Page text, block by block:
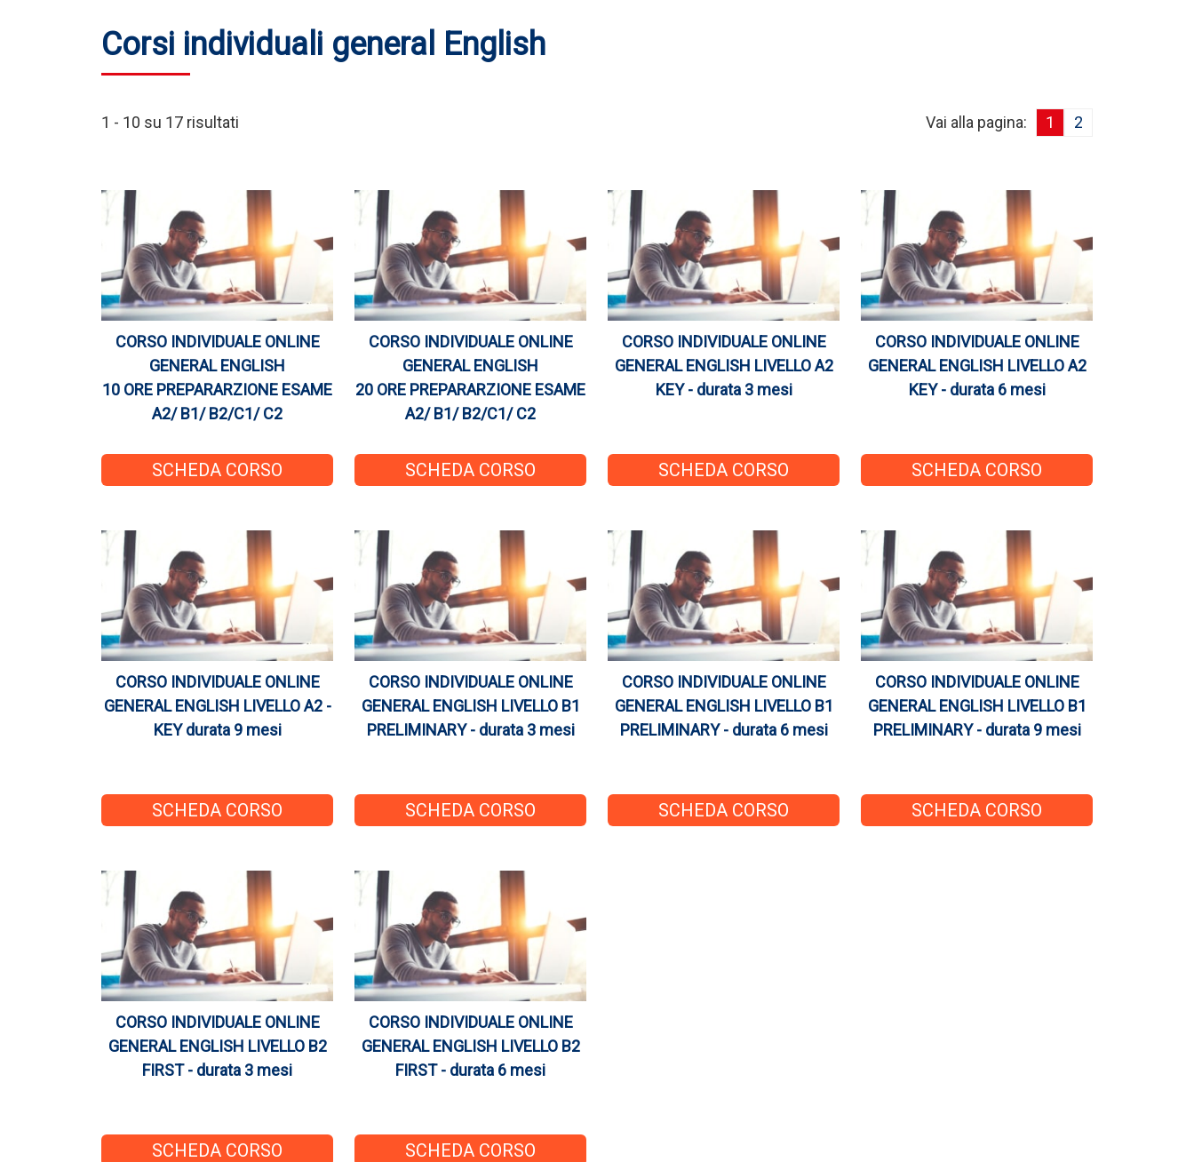
Corsi individuali general English
1 - 10 su 17 risultati Vai alla pagina: 1 2
CORSO INDIVIDUALE ONLINE
GENERAL ENGLISH
10 ORE PREPARARZIONE ESAME
A2/ B1/ B2/C1/ C2
SCHEDA CORSO
CORSO INDIVIDUALE ONLINE
GENERAL ENGLISH
20 ORE PREPARARZIONE ESAME
A2/ B1/ B2/C1/ C2
SCHEDA CORSO
CORSO INDIVIDUALE ONLINE
GENERAL ENGLISH LIVELLO A2
KEY - durata 3 mesi
SCHEDA CORSO
CORSO INDIVIDUALE ONLINE
GENERAL ENGLISH LIVELLO A2
KEY - durata 6 mesi
SCHEDA CORSO
CORSO INDIVIDUALE ONLINE
GENERAL ENGLISH LIVELLO A2 -
KEY durata 9 mesi
SCHEDA CORSO
CORSO INDIVIDUALE ONLINE
GENERAL ENGLISH LIVELLO B1
PRELIMINARY - durata 3 mesi
SCHEDA CORSO
CORSO INDIVIDUALE ONLINE
GENERAL ENGLISH LIVELLO B1
PRELIMINARY - durata 6 mesi
SCHEDA CORSO
CORSO INDIVIDUALE ONLINE
GENERAL ENGLISH LIVELLO B1
PRELIMINARY - durata 9 mesi
SCHEDA CORSO
CORSO INDIVIDUALE ONLINE
GENERAL ENGLISH LIVELLO B2
FIRST - durata 3 mesi
SCHEDA CORSO
CORSO INDIVIDUALE ONLINE
GENERAL ENGLISH LIVELLO B2
FIRST - durata 6 mesi
SCHEDA CORSO